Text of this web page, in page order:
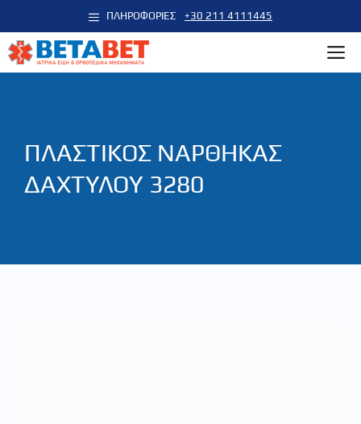
σε
περιεχόμενο
+30 211 4111445
ΠΛΗΡΟΦΟΡΙΕΣ
ΠΛΑΣΤΙΚΟΣ ΝΑΡΘΗΚΑΣ
ΔΑΧΤΥΛΟΥ 3280